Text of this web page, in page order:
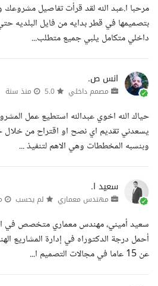
مرحبا ا.عبد الله لقد قرأت تفاصيل
بتصميمها في قطر بدايه من فايل البلديه
داخلي متكامل يلبي جميع متطلب...
انس ص.
مصمم داخلي منذ سنة
حياك الله اخوي عبدالله استطيع عمل
يسعدني تقديم اي نصح او اقتراح من خلال
وبنسبه المخططات وهي الاهم لتنفيذ ...
سعيد ا.
مهندس معماري لم يحسب
سعيد أميني، مهندس معماري متخصص في
أحمل درجة الدكتوراه في إدارة المشاريع
عن 15 عاما في مجالات التصميم ا...